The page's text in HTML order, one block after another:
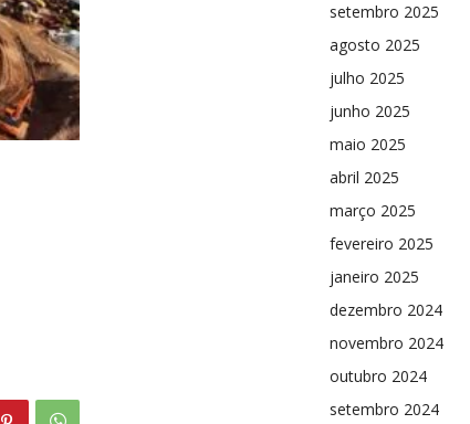
setembro 2025
agosto 2025
julho 2025
junho 2025
maio 2025
abril 2025
março 2025
fevereiro 2025
janeiro 2025
dezembro 2024
novembro 2024
outubro 2024
setembro 2024